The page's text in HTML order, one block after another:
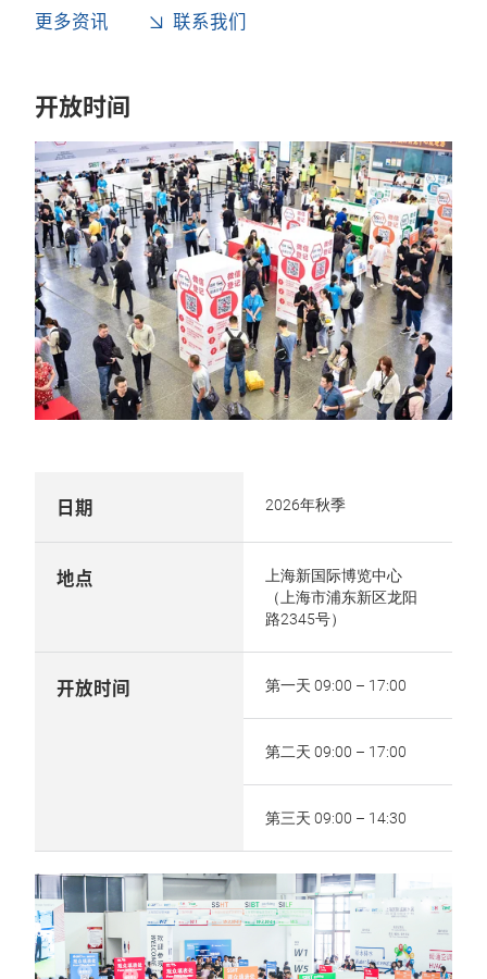
更多资讯
联系我们
开放时间
日期 2026年秋季
地点
上海新国际博览中心
（上海市浦东新区龙阳
路2345号）
开放时间 第一天 09:00 – 17:00
第二天 09:00 – 17:00
第三天 09:00 – 14:30